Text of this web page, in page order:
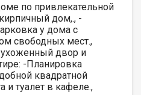
по привлекательной
дом,., -
у дома с
свободных мест.,
двор и
-Планировка
квадратной
и туалет в кафеле.,